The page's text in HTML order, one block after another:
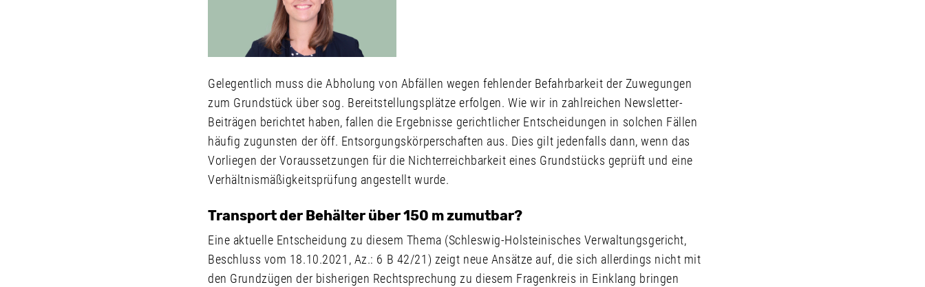
Gelegentlich muss die Abholung von Abfällen wegen fehlender Befahrbarkeit der Zuwegungen
zum Grundstück über sog. Bereitstellungsplätze erfolgen. Wie wir in zahlreichen Newsletter-
Beiträgen berichtet haben, fallen die Ergebnisse gerichtlicher Entscheidungen in solchen Fällen
häufig zugunsten der öff. Entsorgungskörperschaften aus. Dies gilt jedenfalls dann, wenn das
Vorliegen der Voraussetzungen für die Nichterreichbarkeit eines Grundstücks geprüft und eine
Verhältnismäßigkeitsprüfung angestellt wurde.
Transport der Behälter über 150 m zumutbar?
Eine aktuelle Entscheidung zu diesem Thema (Schleswig-Holsteinisches Verwaltungsgericht,
Beschluss vom 18.10.2021, Az.: 6 B 42/21) zeigt neue Ansätze auf, die sich allerdings nicht mit
den Grundzügen der bisherigen Rechtsprechung zu diesem Fragenkreis in Einklang bringen